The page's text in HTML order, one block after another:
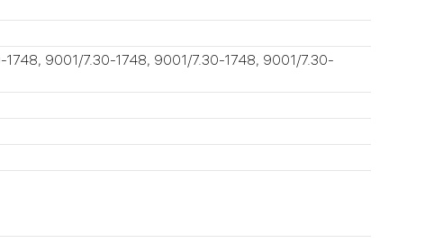
9001/7.30-1748, 9001/7.30-1748, 9001/7.30-